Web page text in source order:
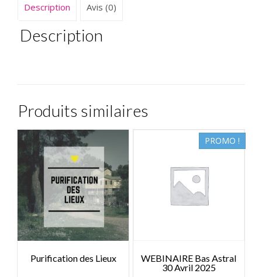
Description Avis (0)
Description
Produits similaires
Purification des Lieux
PROMO !
WEBINAIRE Bas Astral
30 Avril 2025